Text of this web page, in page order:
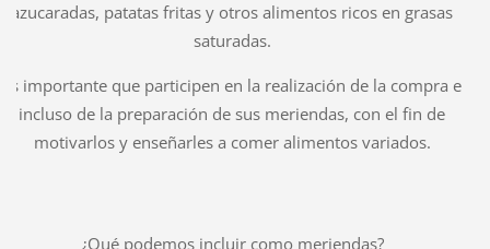
azucaradas, patatas fritas y otros alimentos ricos en grasas
saturadas.
Es importante que participen en la realización de la compra e
incluso de la preparación de sus meriendas, con el fin de
motivarlos y enseñarles a comer alimentos variados.
¿Qué podemos incluir como meriendas?